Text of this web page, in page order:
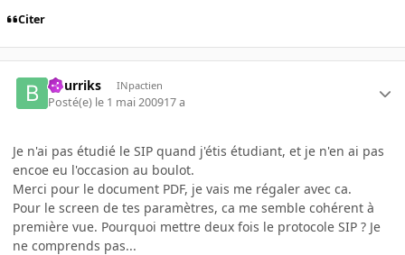
Citer
Bourriks INpactien
Posté(e) le 1 mai 200917 a
Je n'ai pas étudié le SIP quand j'étis étudiant, et je n'en ai pas
encoe eu l'occasion au boulot.
Merci pour le document PDF, je vais me régaler avec ca.
Pour le screen de tes paramètres, ca me semble cohérent à
première vue. Pourquoi mettre deux fois le protocole SIP ? Je
ne comprends pas...